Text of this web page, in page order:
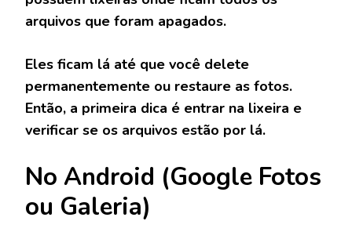
arquivos que foram apagados.
Eles ficam lá até que você delete
permanentemente ou restaure as fotos.
Então, a primeira dica é entrar na lixeira e
verificar se os arquivos estão por lá.
No Android (Google Fotos
ou Galeria)